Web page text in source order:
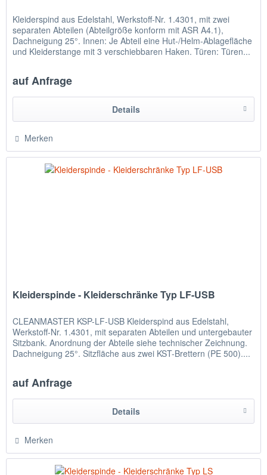
Kleiderspind aus Edelstahl, Werkstoff-Nr. 1.4301, mit zwei
separaten Abteilen (Abteilgröße konform mit ASR A4.1),
Dachneigung 25°. Innen: Je Abteil eine Hut-/Helm-Ablagefläche
und Kleiderstange mit 3 verschiebbaren Haken. Türen: Türen...
auf Anfrage
Details
Merken
Kleiderspinde - Kleiderschränke Typ LF-USB
CLEANMASTER KSP-LF-USB Kleiderspind aus Edelstahl,
Werkstoff-Nr. 1.4301, mit separaten Abteilen und untergebauter
Sitzbank. Anordnung der Abteile siehe technischer Zeichnung.
Dachneigung 25°. Sitzfläche aus zwei KST-Brettern (PE 500)....
auf Anfrage
Details
Merken